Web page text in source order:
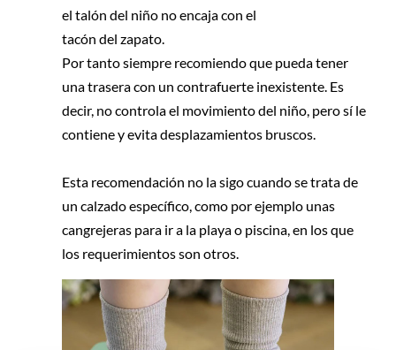
el talón del niño no encaja con el
tacón del zapato.
Por tanto siempre recomiendo que pueda tener
una trasera con un contrafuerte inexistente. Es
decir, no controla el movimiento del niño, pero sí le
contiene y evita desplazamientos bruscos.
Esta recomendación no la sigo cuando se trata de
un calzado específico, como por ejemplo unas
cangrejeras para ir a la playa o piscina, en los que
los requerimientos son otros.